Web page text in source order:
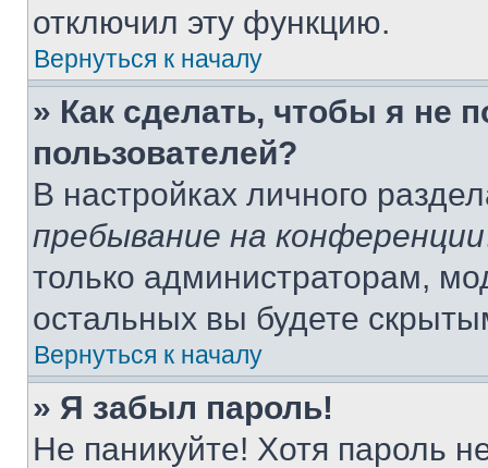
отключил эту функцию.
Вернуться к началу
» Как сделать, чтобы я не
пользователей?
В настройках личного
пребывание на конференции
только администраторам,
остальных вы будете
Вернуться к началу
» Я забыл пароль!
Не паникуйте! Хотя пароль